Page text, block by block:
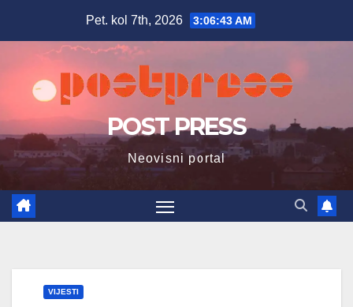
Pet. kol 7th, 2026 3:06:44 AM
POST PRESS
Neovisni portal
VIJESTI